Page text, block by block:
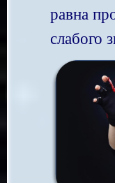
равна
слабого